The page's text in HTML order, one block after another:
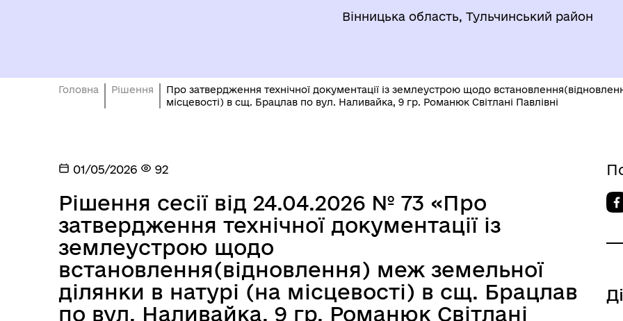
Вінницька область, Тульчинський район
Головна Рішення
Про затвердження технічної документації із землеустрою щодо
місцевості) в сщ. Брацлав по вул. Наливайка, 9 гр. Романюк Світлані Павлівні
01/05/2026 92
Рішення сесії від 24.04.2026 № 73 «Про
затвердження технічної документації із
землеустрою щодо
встановлення(відновлення) меж земельної
ділянки в натурі (на місцевості) в сщ. Брацлав
по вул. Наливайка, 9 гр. Романюк Світлані